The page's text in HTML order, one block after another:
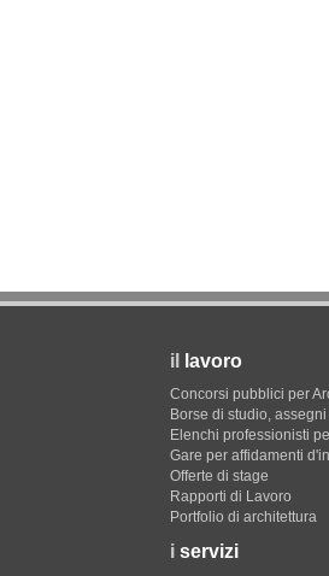
il lavoro
Concorsi pubblici per
Borse di studio,
Elenchi professionisti
Gare per affidamenti
Offerte di stage
Rapporti di Lavoro
Portfolio di architettura
i servizi